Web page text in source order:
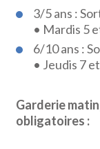
3/5 ans :
• Mardis 5
6/10 ans :
• Jeudis 7
Garderie
obligatoires :